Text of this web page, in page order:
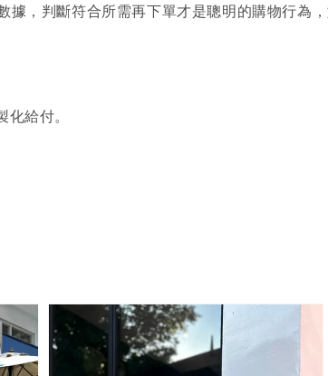
，判斷符合所需再下單才是聰明的購物行為
給付。